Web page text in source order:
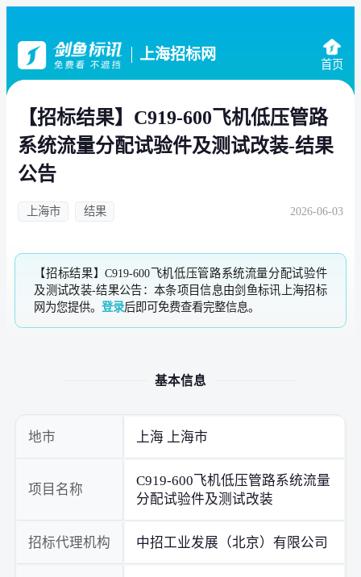
上海招标网
首页
【招标结果】C919-600飞机低压管路
系统流量分配试验件及测试改装-结果
公告
上海市 结果 2026-06-03
【招标结果】C919-600飞机低压管路系统流量分配试验件
及测试改装-结果公告：本条项目信息由剑鱼标讯上海招标
网为您提供。登录后即可免费查看完整信息。
基本信息
地市 上海 上海市
项目名称
C919-600飞机低压管路系统流量
分配试验件及测试改装
招标代理机构 中招工业发展（北京）有限公司